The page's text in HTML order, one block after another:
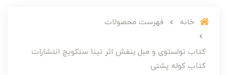
خانه فهرست محصولات
کتاب تولستوی و مبل بنفش اثر نینا سنکویچ انتشارات
کتاب کوله پشتی